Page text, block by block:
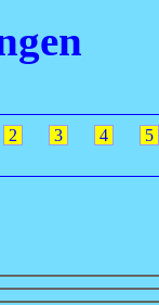
2 3 4 5